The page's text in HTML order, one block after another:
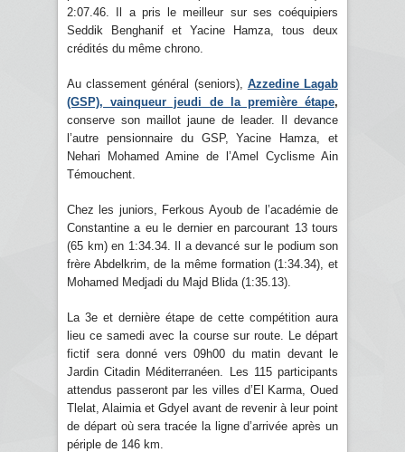
2:07.46. Il a pris le meilleur sur ses coéquipiers
Seddik Benghanif et Yacine Hamza, tous deux
crédités du même chrono.
Au classement général (seniors), Azzedine Lagab
(GSP), vainqueur jeudi de la première étape,
conserve son maillot jaune de leader. Il devance
l’autre pensionnaire du GSP, Yacine Hamza, et
Nehari Mohamed Amine de l’Amel Cyclisme Ain
Témouchent.
Chez les juniors, Ferkous Ayoub de l’académie de
Constantine a eu le dernier en parcourant 13 tours
(65 km) en 1:34.34. Il a devancé sur le podium son
frère Abdelkrim, de la même formation (1:34.34), et
Mohamed Medjadi du Majd Blida (1:35.13).
La 3e et dernière étape de cette compétition aura
lieu ce samedi avec la course sur route. Le départ
fictif sera donné vers 09h00 du matin devant le
Jardin Citadin Méditerranéen. Les 115 participants
attendus passeront par les villes d’El Karma, Oued
Tlelat, Alaimia et Gdyel avant de revenir à leur point
de départ où sera tracée la ligne d’arrivée après un
périple de 146 km.